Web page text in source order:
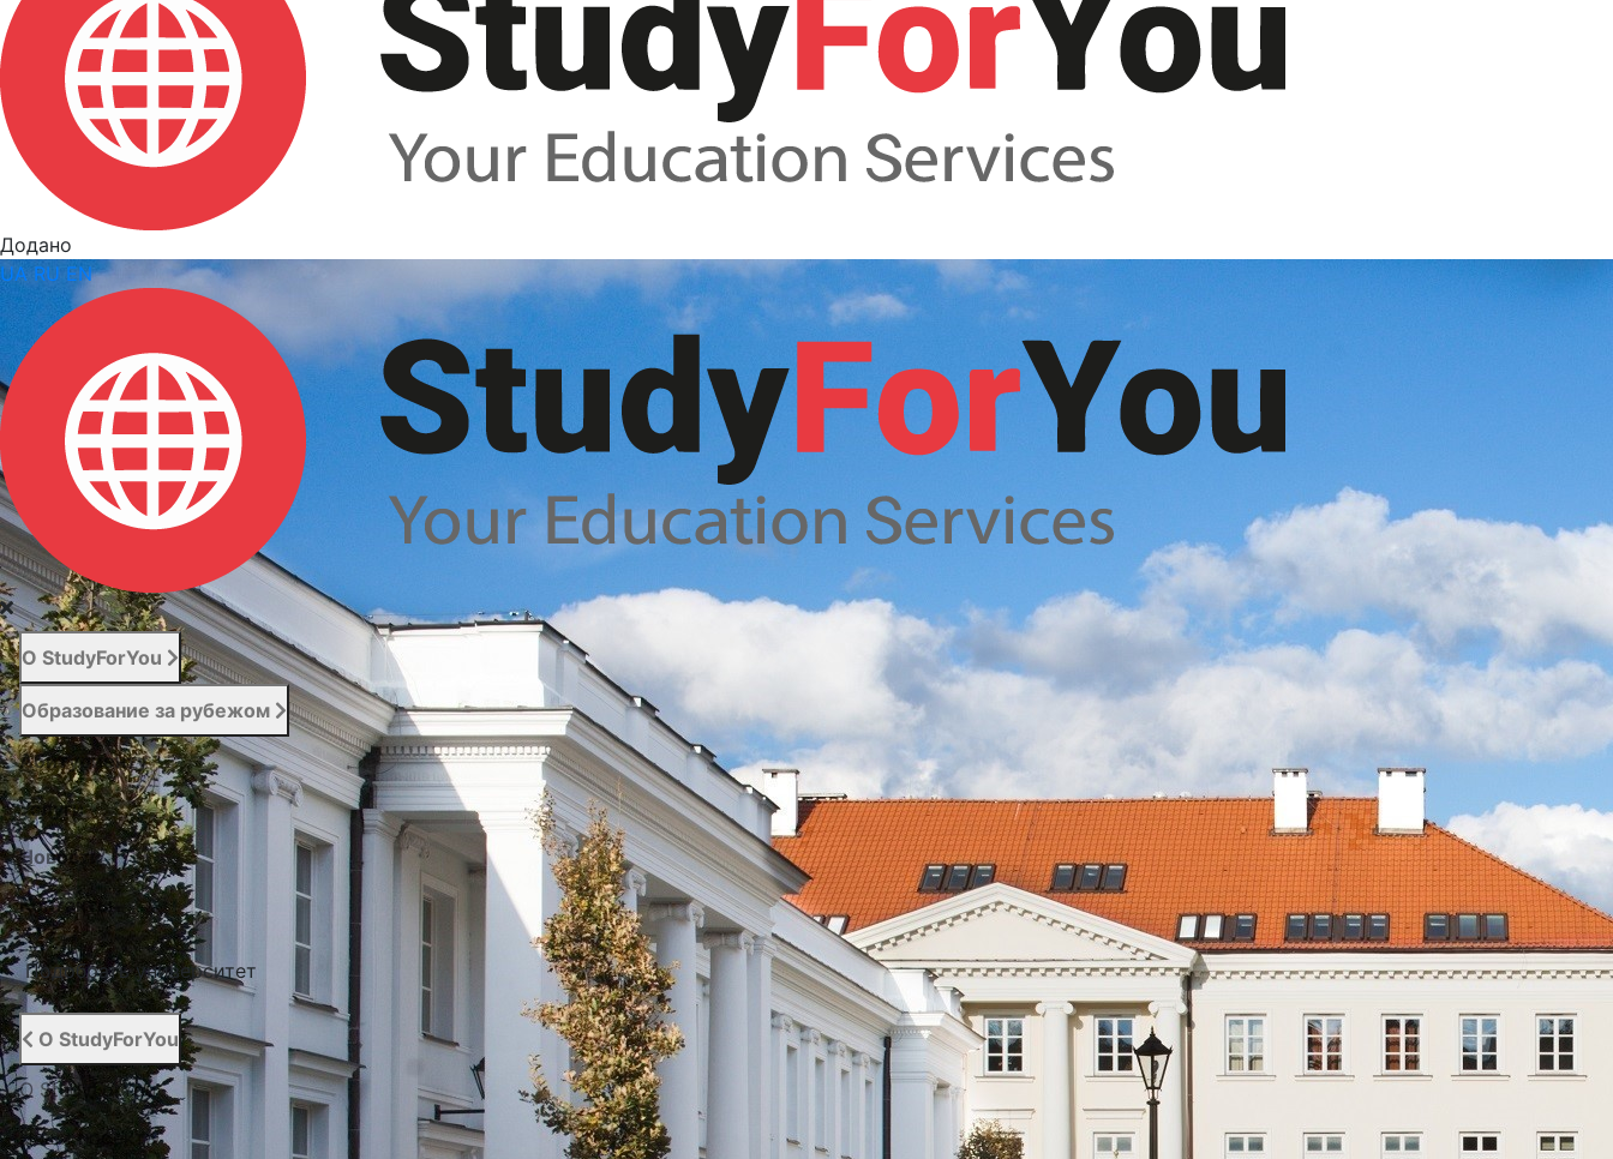
Додано
UA RU EN
О StudyForYou
Образование за рубежом
Абитуриенту
Услуги
Новости
Контакты
Подобрать университет
О StudyForYou
О StudyForYou
Наши проекты